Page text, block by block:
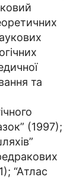
та
(1997);
“Атлас